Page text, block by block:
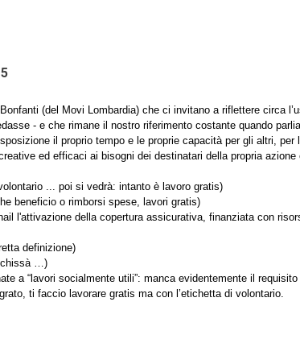
(del Movi Lombardia) che ci invitano a riflettere circa
- e che rimane il nostro riferimento costante quando
il proprio tempo e le proprie capacità per gli altri,
ed efficaci ai bisogni dei destinatari della propria
... poi si vedrà: intanto è lavoro gratis)
beneficio o rimborsi spese, lavori gratis)
l'attivazione della copertura assicurativa, finanziata con
definizione)
chissà …)
a “lavori socialmente utili”: manca evidentemente il
ti faccio lavorare gratis ma con l’etichetta di volontario.